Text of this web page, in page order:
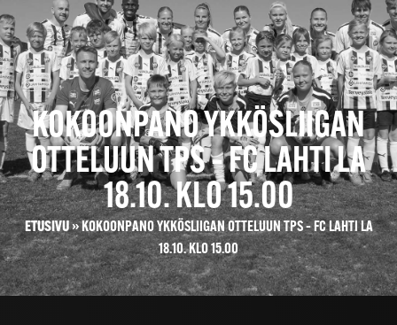
KOKOONPANO YKKÖSLIIGAN
OTTELUUN TPS – FC LAHTI LA
18.10. KLO 15.00
ETUSIVU»KOKOONPANO YKKÖSLIIGAN OTTELUUN TPS – FC LAHTI LA
18.10. KLO 15.00